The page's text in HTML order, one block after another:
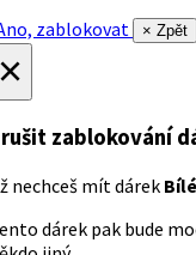
zablokovat
× Zpět
zablokování
nechceš mít dárek
dárek pak bude